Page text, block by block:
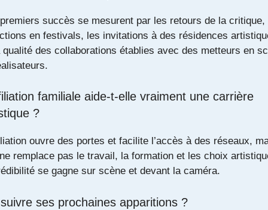
succès se mesurent par les retours de la critique,
en festivals, les invitations à des résidences
qualité des collaborations établies avec des metteurs en
familiale aide-t-elle vraiment une carrière
?
ouvre des portes et facilite l’accès à des réseaux,
remplace pas le travail, la formation et les choix
se gagne sur scène et devant la caméra.
ses prochaines apparitions ?